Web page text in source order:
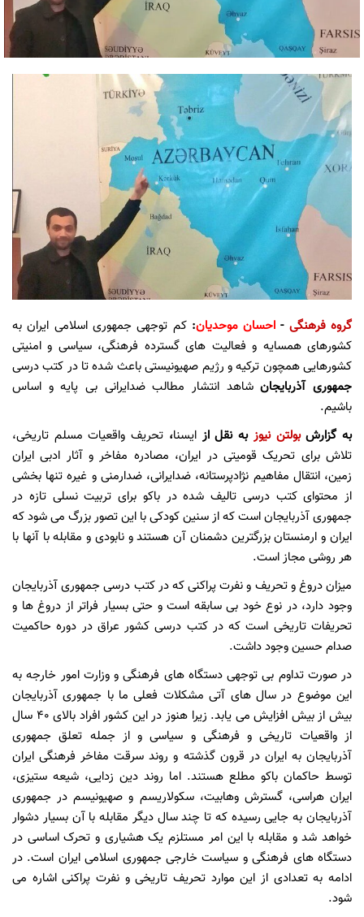
گروه فرهنگی - احسان موحدیان: کم توجهی جمهوری اسلامی ایران به
کشورهای همسایه و فعالیت های گسترده فرهنگی، سیاسی و امنیتی
کشورهایی همچون ترکیه و رژیم صهیونیستی باعث شده تا در کتب درسی
جمهوری آذربایجانشاهد انتشار مطالب ضدایرانی بی پایه و اساس
باشیم.
به گزارشبولتن نیوز به نقل ازایسنا، تحریف واقعیات مسلم تاریخی،
تلاش برای تحریک قومیتی در ایران، مصادره مفاخر و آثار ادبی ایران
زمین، انتقال مفاهیم نژادپرستانه، ضدایرانی، ضدارمنی و غیره تنها بخشی
از محتوای کتب درسی تالیف شده در باکو برای تربیت نسلی تازه در
جمهوری آذربایجان است که از سنین کودکی با این تصور بزرگ می شود که
ایران و ارمنستان بزرگترین دشمنان آن هستند و نابودی و مقابله با آنها با
هر روشی مجاز است.
میزان دروغ و تحریف و نفرت پراکنی که در کتب درسی جمهوری آذربایجان
وجود دارد، در نوع خود بی سابقه است و حتی بسیار فراتر از دروغ ها و
تحریفات تاریخی است که در کتب درسی کشور عراق در دوره حاکمیت
صدام حسین وجود داشت.
در صورت تداوم بی توجهی دستگاه های فرهنگی و وزارت امور خارجه به
این موضوع در سال های آتی مشکلات فعلی ما با جمهوری آذربایجان
بیش از بیش افزایش می یابد. زیرا هنوز در این کشور افراد بالای 40 سال
از واقعیات تاریخی و فرهنگی و سیاسی و از جمله تعلق جمهوری
آذربایجان به ایران در قرون گذشته و روند سرقت مفاخر فرهنگی ایران
توسط حاکمان باکو مطلع هستند. اما روند دین زدایی، شیعه ستیزی،
ایران هراسی، گسترش وهابیت، سکولاریسم و صهیونیسم در جمهوری
آذربایجان به جایی رسیده که تا چند سال دیگر مقابله با آن بسیار دشوار
خواهد شد و مقابله با این امر مستلزم یک هشیاری و تحرک اساسی در
دستگاه های فرهنگی و سیاست خارجی جمهوری اسلامی ایران است. در
ادامه به تعدادی از این موارد تحریف تاریخی و نفرت پراکنی اشاره می
شود.